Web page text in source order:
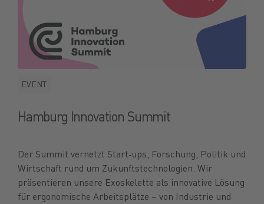
EVENT
Hamburg Innovation Summit
Der Summit vernetzt Start‑ups, Forschung, Politik und
Wirtschaft rund um Zukunftstechnologien. Wir
präsentieren unsere Exoskelette als innovative Lösung
für ergonomische Arbeitsplätze – von Industrie und